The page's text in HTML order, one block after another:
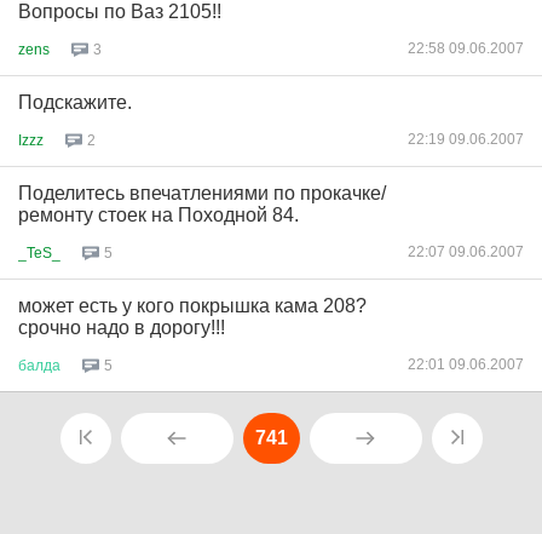
Вопросы по Ваз 2105!!
zens 3 22:58 09.06.2007
Подскажите.
Izzz 2 22:19 09.06.2007
Поделитесь впечатлениями по прокачке/
ремонту стоек на Походной 84.
_TeS_ 5 22:07 09.06.2007
может есть у кого покрышка кама 208?
срочно надо в дорогу!!!
балда 5 22:01 09.06.2007
741